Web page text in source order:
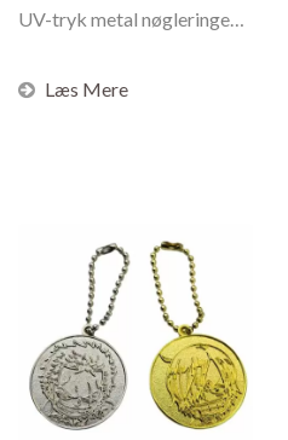
UV-tryk metal nøgleringe
Læs Mere